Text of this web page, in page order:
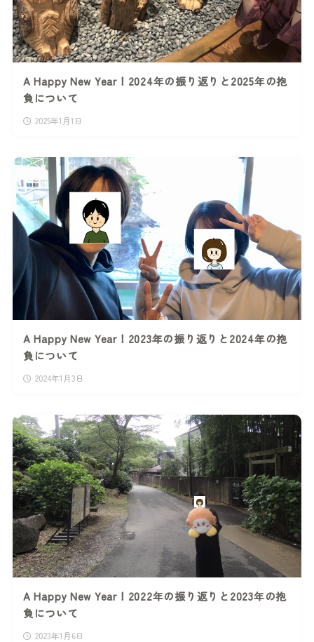
A Happy New Year！2024年の振り返りと2025年の抱
負について
2025年1月1日
A Happy New Year！2023年の振り返りと2024年の抱
負について
2024年1月3日
A Happy New Year！2022年の振り返りと2023年の抱
負について
2023年1月6日